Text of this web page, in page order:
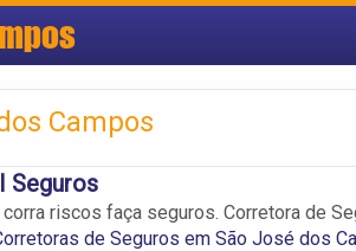
Campos
Seguros
corra riscos faça seguros. Corretora de
de Seguros em São José dos